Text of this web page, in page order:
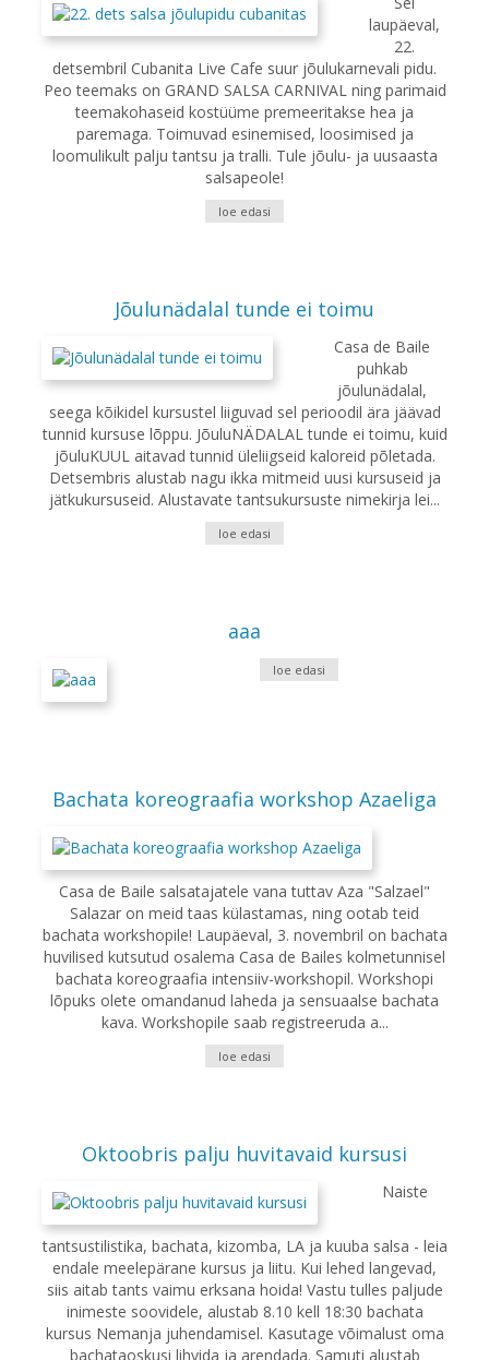
laupäeval,
22.
detsembril Cubanita Live Cafe suur jõulukarnevali pidu.
Peo teemaks on GRAND SALSA CARNIVAL ning parimaid
teemakohaseid kostüüme premeeritakse hea ja
paremaga. Toimuvad esinemised, loosimised ja
loomulikult palju tantsu ja tralli. Tule jõulu- ja uusaasta
salsapeole!
loe edasi
Jõulunädalal tunde ei toimu
Casa de Baile
puhkab
jõulunädalal,
seega kõikidel kursustel liiguvad sel perioodil ära jäävad
tunnid kursuse lõppu. JõuluNÄDALAL tunde ei toimu, kuid
jõuluKUUL aitavad tunnid üleliigseid kaloreid põletada.
Detsembris alustab nagu ikka mitmeid uusi kursuseid ja
jätkukursuseid. Alustavate tantsukursuste nimekirja lei...
loe edasi
aaa
loe edasi
Bachata koreograafia workshop Azaeliga
Casa de Baile salsatajatele vana tuttav Aza "Salzael"
Salazar on meid taas külastamas, ning ootab teid
bachata workshopile! Laupäeval, 3. novembril on bachata
huvilised kutsutud osalema Casa de Bailes kolmetunnisel
bachata koreograafia intensiiv-workshopil. Workshopi
lõpuks olete omandanud laheda ja sensuaalse bachata
kava. Workshopile saab registreeruda a...
loe edasi
Oktoobris palju huvitavaid kursusi
Naiste
tantsustilistika, bachata, kizomba, LA ja kuuba salsa - leia
endale meelepärane kursus ja liitu. Kui lehed langevad,
siis aitab tants vaimu erksana hoida! Vastu tulles paljude
inimeste soovidele, alustab 8.10 kell 18:30 bachata
kursus Nemanja juhendamisel. Kasutage võimalust oma
bachataoskusi lihvida ja arendada. Samuti alustab